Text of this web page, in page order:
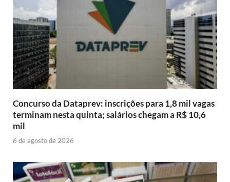
Concurso da Dataprev: inscrições para 1,8 mil vagas
terminam nesta quinta; salários chegam a R$ 10,6
mil
6 de agosto de 2026